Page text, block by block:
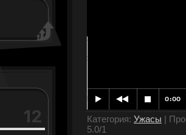
Категория: Ужасы |
5.0/1